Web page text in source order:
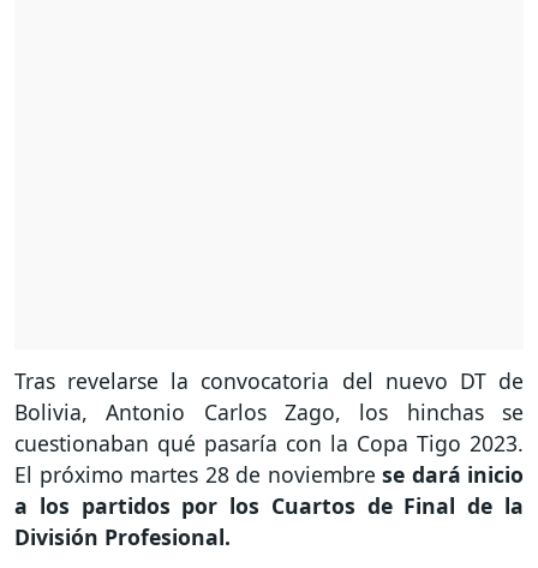
Tras revelarse la convocatoria del nuevo DT de
Bolivia, Antonio Carlos Zago, los hinchas se
cuestionaban qué pasaría con la Copa Tigo 2023.
El próximo martes 28 de noviembre se dará inicio
a los partidos por los Cuartos de Final de la
División Profesional.